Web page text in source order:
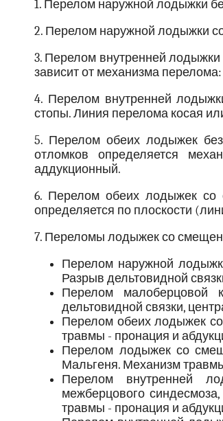
1. Перелом наружной лодыжки
2. Перелом наружной лодыжки
3. Перелом внутренней
зависит от механизма
4. Перелом внутренней
стопы. Линия перелома косая
5. Перелом обеих лодыжек
отломков определяется
аддукционный.
6. Перелом обеих лодыжек со
определяется по плоскости
7. Переломы лодыжек со
Перелом наружной
Разрыв дельтовидной
Перелом малоберцовой
дельтовидной связки,
Перелом обеих лодыжек
травмы - пронация и
Перелом лодыжек со
Мальгеня. Механизм
Перелом внутренней
межберцового
травмы - пронация и